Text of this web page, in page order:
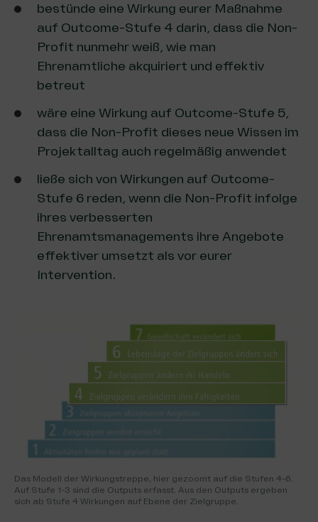
bestünde eine Wirkung eurer Maßnahme
auf Outcome-Stufe 4 darin, dass die Non-
Profit nunmehr weiß, wie man
Ehrenamtliche akquiriert und effektiv
betreut
wäre eine Wirkung auf Outcome-Stufe 5,
dass die Non-Profit dieses neue Wissen im
Projektalltag auch regelmäßig anwendet
ließe sich von Wirkungen auf Outcome-
Stufe 6 reden, wenn die Non-Profit infolge
ihres verbesserten
Ehrenamtsmanagements ihre Angebote
effektiver umsetzt als vor eurer
Intervention.
Das Modell der Wirkungstreppe, hier gezoomt auf die Stufen 4-6.
Auf Stufe 1-3 sind die Outputs erfasst. Aus den Outputs ergeben
sich ab Stufe 4 Wirkungen auf Ebene der Zielgruppe.